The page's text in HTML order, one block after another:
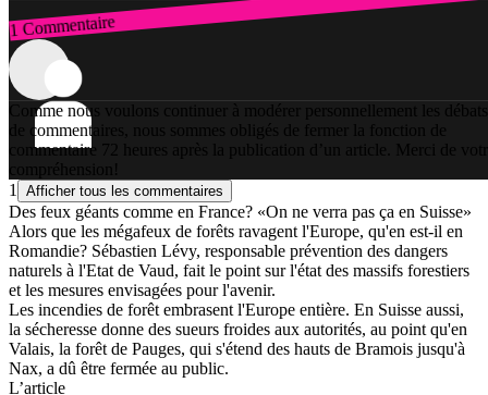
1 Commentaire
Connexion
Comme nous voulons continuer à modérer personnellement les débats
de commentaires, nous sommes obligés de fermer la fonction de
commentaire 72 heures après la publication d’un article. Merci de
compréhension!
1
Afficher tous les commentaires
Des feux géants comme en France? «On ne verra pas ça en Suisse»
Alors que les mégafeux de forêts ravagent l'Europe, qu'en est-il en
Romandie? Sébastien Lévy, responsable prévention des dangers
naturels à l'Etat de Vaud, fait le point sur l'état des massifs forestiers
et les mesures envisagées pour l'avenir.
Les incendies de forêt embrasent l'Europe entière. En Suisse aussi,
la sécheresse donne des sueurs froides aux autorités, au point qu'en
Valais, la forêt de Pauges, qui s'étend des hauts de Bramois jusqu'à
Nax, a dû être fermée au public.
L’article